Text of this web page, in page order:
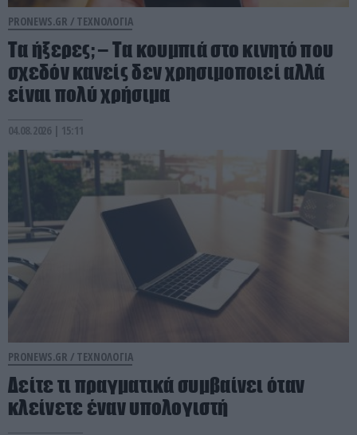
PRONEWS.GR / ΤΕΧΝΟΛΟΓΙΑ
Τα ήξερες; – Τα κουμπιά στο κινητό που
σχεδόν κανείς δεν χρησιμοποιεί αλλά
είναι πολύ χρήσιμα
04.08.2026 | 15:11
PRONEWS.GR / ΤΕΧΝΟΛΟΓΙΑ
Δείτε τι πραγματικά συμβαίνει όταν
κλείνετε έναν υπολογιστή